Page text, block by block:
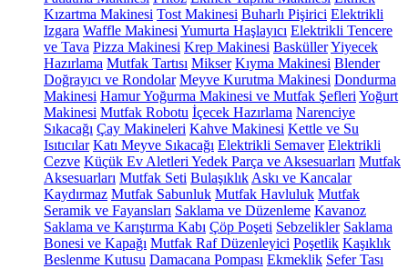
Kızartma Makinesi Tost Makinesi Buharlı Pişirici Elektrikli
Izgara Waffle Makinesi Yumurta Haşlayıcı Elektrikli Tencere
ve Tava Pizza Makinesi Krep Makinesi BasküllerYiyecek
Hazırlama Mutfak Tartısı Mikser Kıyma Makinesi Blender
Doğrayıcı ve Rondolar Meyve Kurutma Makinesi Dondurma
Makinesi Hamur Yoğurma Makinesi ve Mutfak Şefleri Yoğurt
Makinesi Mutfak Robotu İçecek Hazırlama Narenciye
Sıkacağı Çay Makineleri Kahve Makinesi Kettle ve Su
Isıtıcılar Katı Meyve Sıkacağı Elektrikli Semaver Elektrikli
Cezve Küçük Ev Aletleri Yedek Parça ve Aksesuarları Mutfak
Aksesuarları Mutfak Seti Bulaşıklık Askı ve Kancalar
Kaydırmaz Mutfak Sabunluk Mutfak Havluluk Mutfak
Seramik ve Fayansları Saklama ve Düzenleme Kavanoz
Saklama ve Karıştırma Kabı Çöp Poşeti Sebzelikler Saklama
Bonesi ve Kapağı Mutfak Raf Düzenleyici Poşetlik Kaşıklık
Beslenme Kutusu Damacana Pompası Ekmeklik Sefer Tası